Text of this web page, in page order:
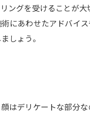
ングを受けることが大
にあわせたアドバイ
しょう。
はデリケートな部分